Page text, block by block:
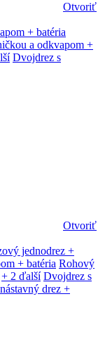
Otvoriť
+ batéria
a odkvapom +
Dvojdrez s
Otvoriť
jednodrez +
+ batéria Rohový
+ 2 ďalší Dvojdrez s
drez +